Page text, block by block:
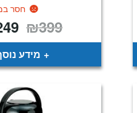
חסר
₪399 המחיר
היה:
מידע